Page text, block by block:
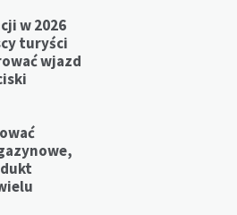
w 2026
turyści
wjazd